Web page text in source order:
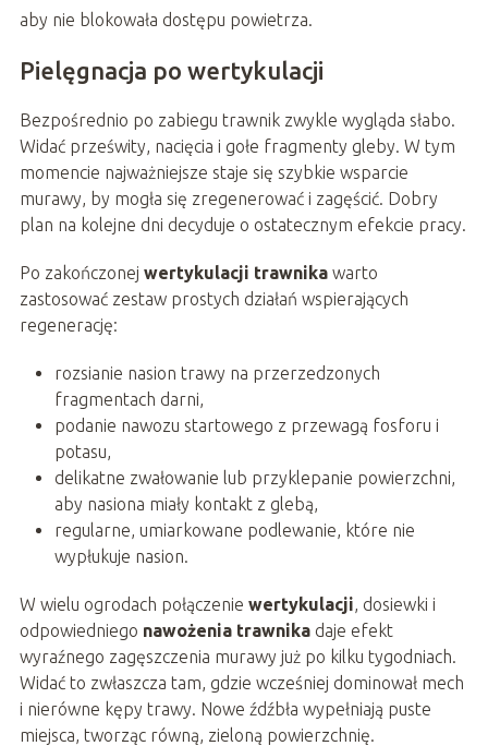
aby nie blokowała dostępu powietrza.
Pielęgnacja po wertykulacji
Bezpośrednio po zabiegu trawnik zwykle wygląda słabo.
Widać prześwity, nacięcia i gołe fragmenty gleby. W tym
momencie najważniejsze staje się szybkie wsparcie
murawy, by mogła się zregenerować i zagęścić. Dobry
plan na kolejne dni decyduje o ostatecznym efekcie pracy.
Po zakończonej wertykulacji trawnikawarto
zastosować zestaw prostych działań wspierających
regenerację:
rozsianie nasion trawy na przerzedzonych
fragmentach darni,
podanie nawozu startowego z przewagą fosforu i
potasu,
delikatne zwałowanie lub przyklepanie powierzchni,
aby nasiona miały kontakt z glebą,
regularne, umiarkowane podlewanie, które nie
wypłukuje nasion.
W wielu ogrodach połączenie wertykulacji, dosiewki i
odpowiedniego nawożenia trawnikadaje efekt
wyraźnego zagęszczenia murawy już po kilku tygodniach.
Widać to zwłaszcza tam, gdzie wcześniej dominował mech
i nierówne kępy trawy. Nowe źdźbła wypełniają puste
miejsca, tworząc równą, zieloną powierzchnię.